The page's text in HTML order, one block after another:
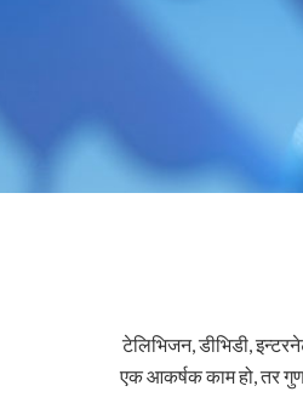
टेलिभिजन, डीभिडी,
एक आकर्षक काम हो, तर